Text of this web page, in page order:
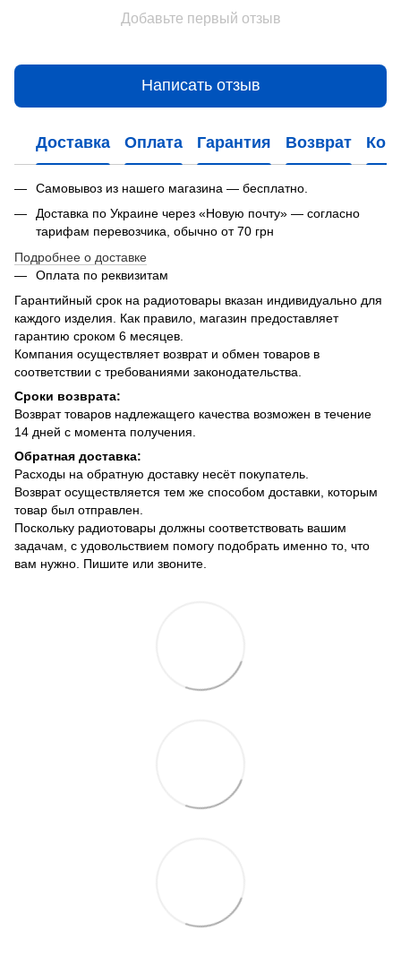
Добавьте первый отзыв
Написать отзыв
Доставка Оплата Гарантия Возврат
Самовывоз из нашего магазина — бесплатно.
Доставка по Украине через «Новую почту» — согласно
тарифам перевозчика, обычно от 70 грн
Подробнее о доставке
Оплата по реквизитам
Гарантийный срок на радиотовары вказан индивидуально для
каждого изделия. Как правило, магазин предоставляет
гарантию сроком 6 месяцев.
Компания осуществляет возврат и обмен товаров в
соответствии с требованиями законодательства.
Сроки возврата:
Возврат товаров надлежащего качества возможен в течение
14 дней с момента получения.
Обратная доставка:
Расходы на обратную доставку несёт покупатель.
Возврат осуществляется тем же способом доставки, которым
товар был отправлен.
Поскольку радиотовары должны соответствовать вашим
задачам, с удовольствием помогу подобрать именно то, что
вам нужно. Пишите или звоните.